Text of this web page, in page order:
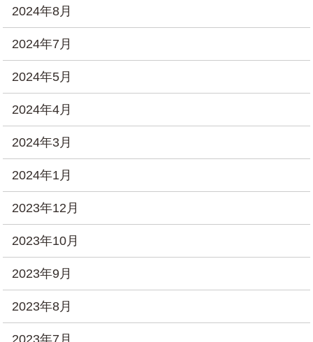
2024年8月
2024年7月
2024年5月
2024年4月
2024年3月
2024年1月
2023年12月
2023年10月
2023年9月
2023年8月
2023年7月